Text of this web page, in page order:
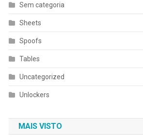
Sem categoria
Sheets
Spoofs
Tables
Uncategorized
Unlockers
MAIS VISTO